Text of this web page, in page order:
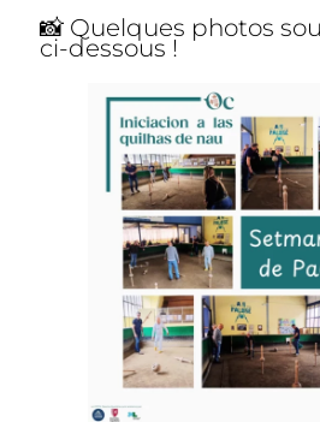
📸 Quelques photos
ci-dessous !